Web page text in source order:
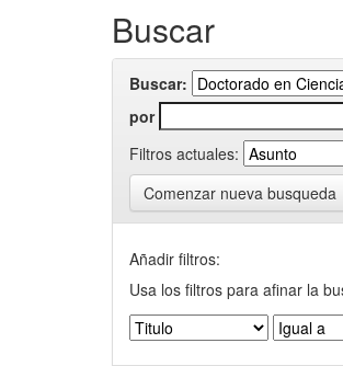
Buscar
Buscar:
por
Filtros actuales:
Comenzar nueva busqueda
Añadir filtros:
Usa los filtros para afinar la